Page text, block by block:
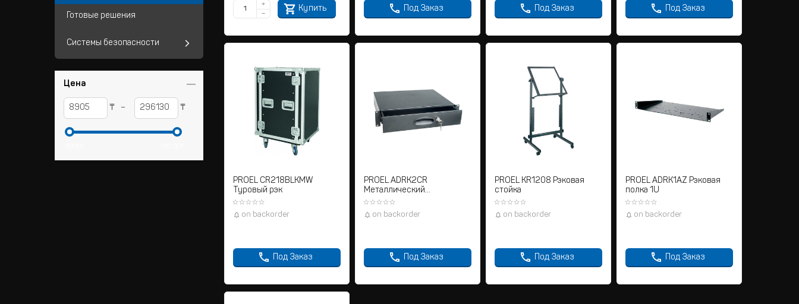
Купить
+
−
Под Заказ Под Заказ Под Заказ
PROEL CR218BLKMW
Туровый рэк
on backorder
Под Заказ
PROEL ADRK2CR
Металлический
выдвижной ящик 2U
on backorder
Под Заказ
PROEL KR1208 Рэковая
стойка
on backorder
Под Заказ
PROEL ADRK1AZ Рэковая
полка 1U
on backorder
Под Заказ
Готовые решения
Системы безопасности
Цена
₸ – ₸